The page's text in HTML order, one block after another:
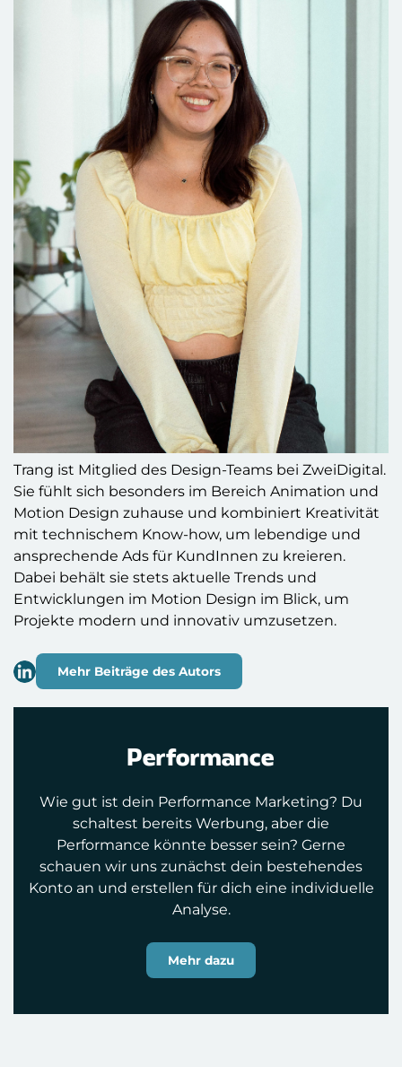
Trang ist Mitglied des Design-Teams bei ZweiDigital.
Sie fühlt sich besonders im Bereich Animation und
Motion Design zuhause und kombiniert Kreativität
mit technischem Know-how, um lebendige und
ansprechende Ads für KundInnen zu kreieren.
Dabei behält sie stets aktuelle Trends und
Entwicklungen im Motion Design im Blick, um
Projekte modern und innovativ umzusetzen.
Mehr Beiträge des Autors
Performance
Wie gut ist dein Performance Marketing? Du
schaltest bereits Werbung, aber die
Performance könnte besser sein? Gerne
schauen wir uns zunächst dein bestehendes
Konto an und erstellen für dich eine individuelle
Analyse.
Mehr dazu